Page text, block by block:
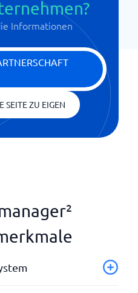
Informationen
SEITE ZU EIGEN